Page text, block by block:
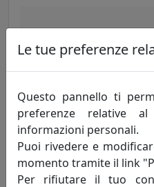
Le tue preferenze
Questo pannello ti
preferenze relative
informazioni personali.
Puoi rivedere e
momento tramite il link
Per rifiutare il tuo